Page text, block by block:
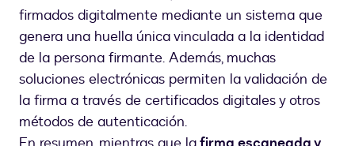
firmados digitalmente mediante un sistema que
genera una huella única vinculada a la identidad
de la persona firmante. Además, muchas
soluciones electrónicas permiten la validación de
la firma a través de certificados digitales y otros
métodos de autenticación.